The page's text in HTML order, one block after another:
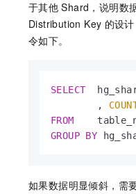
于其他 Shard，说明数
Distribution Key 的设
令如下。
SELECT
        ,
FROM
GROUP BY
如果数据明显倾斜，需